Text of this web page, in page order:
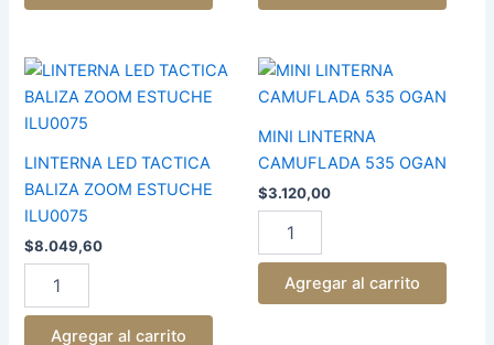
LINTERNA LED TACTICA
BALIZA ZOOM ESTUCHE
ILU0075
$8.049,60
LINTERNA
LED
BALIZA
ZOOM
ILU0075
cantidad
Agregar al carrito
MINI LINTERNA
CAMUFLADA 535 OGAN
$3.120,00
MINI
LINTERNA
535
OGAN
Agregar al carrito